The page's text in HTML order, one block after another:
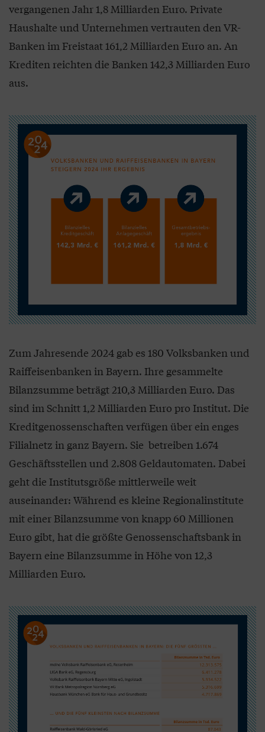
vergangenen Jahr 1,8 Milliarden Euro. Private
Haushalte und Unternehmen vertrauten den VR-
Banken im Freistaat 161,2 Milliarden Euro an. An
Krediten reichten die Banken 142,3 Milliarden Euro
aus.
Zum Jahresende 2024 gab es 180 Volksbanken und
Raiffeisenbanken in Bayern. Ihre gesammelte
Bilanzsumme beträgt 210,3 Milliarden Euro. Das
sind im Schnitt 1,2 Milliarden Euro pro Institut. Die
Kreditgenossenschaften verfügen über ein enges
Filialnetz in ganz Bayern. Sie betreiben 1.674
Geschäftsstellen und 2.808 Geldautomaten. Dabei
geht die Institutsgröße mittlerweile weit
auseinander: Während es kleine Regionalinstitute
mit einer Bilanzsumme von knapp 60 Millionen
Euro gibt, hat die größte Genossenschaftsbank in
Bayern eine Bilanzsumme in Höhe von 12,3
Milliarden Euro.